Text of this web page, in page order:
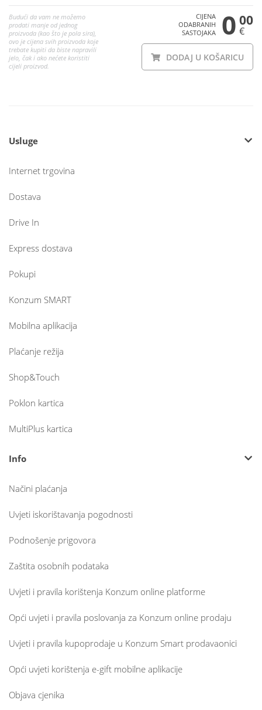
Budući da vam ne možemo
prodati manje od jednog
proizvoda (kao što je pola sira),
ovo je cijena svih proizvoda koje
trebate kupiti da biste napravili
jelo, čak i ako nećete koristiti
cijeli proizvod.
CIJENA
ODABRANIH
SASTOJAKA
0 00
€
DODAJ U KOŠARICU
Usluge
Internet trgovina
Dostava
Drive In
Express dostava
Pokupi
Konzum SMART
Mobilna aplikacija
Plaćanje režija
Shop&Touch
Poklon kartica
MultiPlus kartica
Info
Načini plaćanja
Uvjeti iskorištavanja pogodnosti
Podnošenje prigovora
Zaštita osobnih podataka
Uvjeti i pravila korištenja Konzum online platforme
Opći uvjeti i pravila poslovanja za Konzum online prodaju
Uvjeti i pravila kupoprodaje u Konzum Smart prodavaonici
Opći uvjeti korištenja e-gift mobilne aplikacije
Objava cjenika